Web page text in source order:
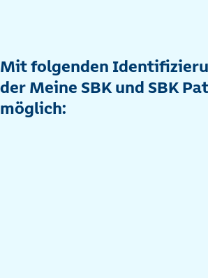
Mit folgenden
der Meine SBK und SBK
möglich: